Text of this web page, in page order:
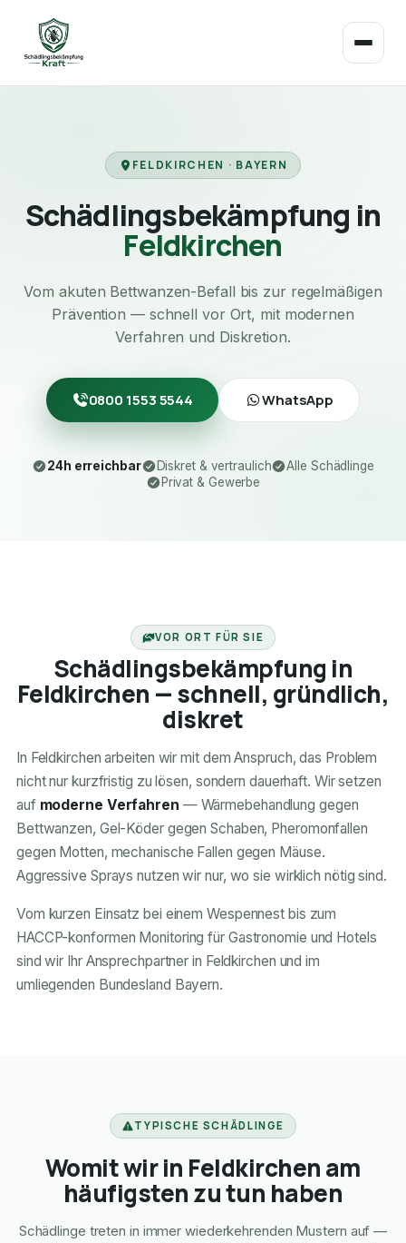
FELDKIRCHEN · BAYERN
Schädlingsbekämpfung in
Feldkirchen
Vom akuten Bettwanzen-Befall bis zur regelmäßigen
Prävention — schnell vor Ort, mit modernen
Verfahren und Diskretion.
0800 1553 5544 WhatsApp
24h erreichbar Diskret & vertraulich
Alle Schädlinge
Privat & Gewerbe
VOR ORT FÜR SIE
Schädlingsbekämpfung in
Feldkirchen — schnell, gründlich,
diskret
In Feldkirchen arbeiten wir mit dem Anspruch, das Problem
nicht nur kurzfristig zu lösen, sondern dauerhaft. Wir setzen
auf moderne Verfahren — Wärmebehandlung gegen
Bettwanzen, Gel-Köder gegen Schaben, Pheromonfallen
gegen Motten, mechanische Fallen gegen Mäuse.
Aggressive Sprays nutzen wir nur, wo sie wirklich nötig sind.
Vom kurzen Einsatz bei einem Wespennest bis zum
HACCP-konformen Monitoring für Gastronomie und Hotels
sind wir Ihr Ansprechpartner in Feldkirchen und im
umliegenden Bundesland Bayern.
TYPISCHE SCHÄDLINGE
Womit wir in Feldkirchen am
häufigsten zu tun haben
Schädlinge treten in immer wiederkehrenden Mustern auf —